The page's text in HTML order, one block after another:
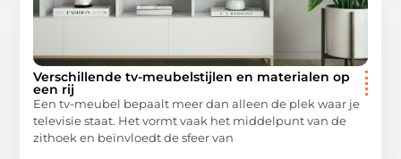
Verschillende tv-meubelstijlen en materialen op
een rij
Een tv-meubel bepaalt meer dan alleen de plek waar je
televisie staat. Het vormt vaak het middelpunt van de
zithoek en beïnvloedt de sfeer van